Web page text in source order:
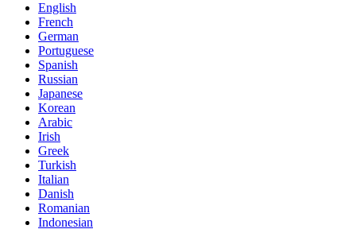
English
French
German
Portuguese
Spanish
Russian
Japanese
Korean
Arabic
Irish
Greek
Turkish
Italian
Danish
Romanian
Indonesian